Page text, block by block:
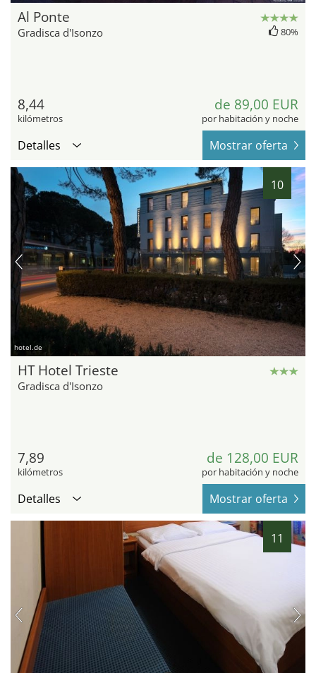
Al Ponte
Gradisca d'Isonzo 80%
8,44
kilómetros
de 89,00 EUR
por habitación y noche
Detalles Mostrar oferta
10
hotel.de
HT Hotel Trieste
Gradisca d'Isonzo
7,89
kilómetros
de 128,00 EUR
por habitación y noche
Detalles Mostrar oferta
11